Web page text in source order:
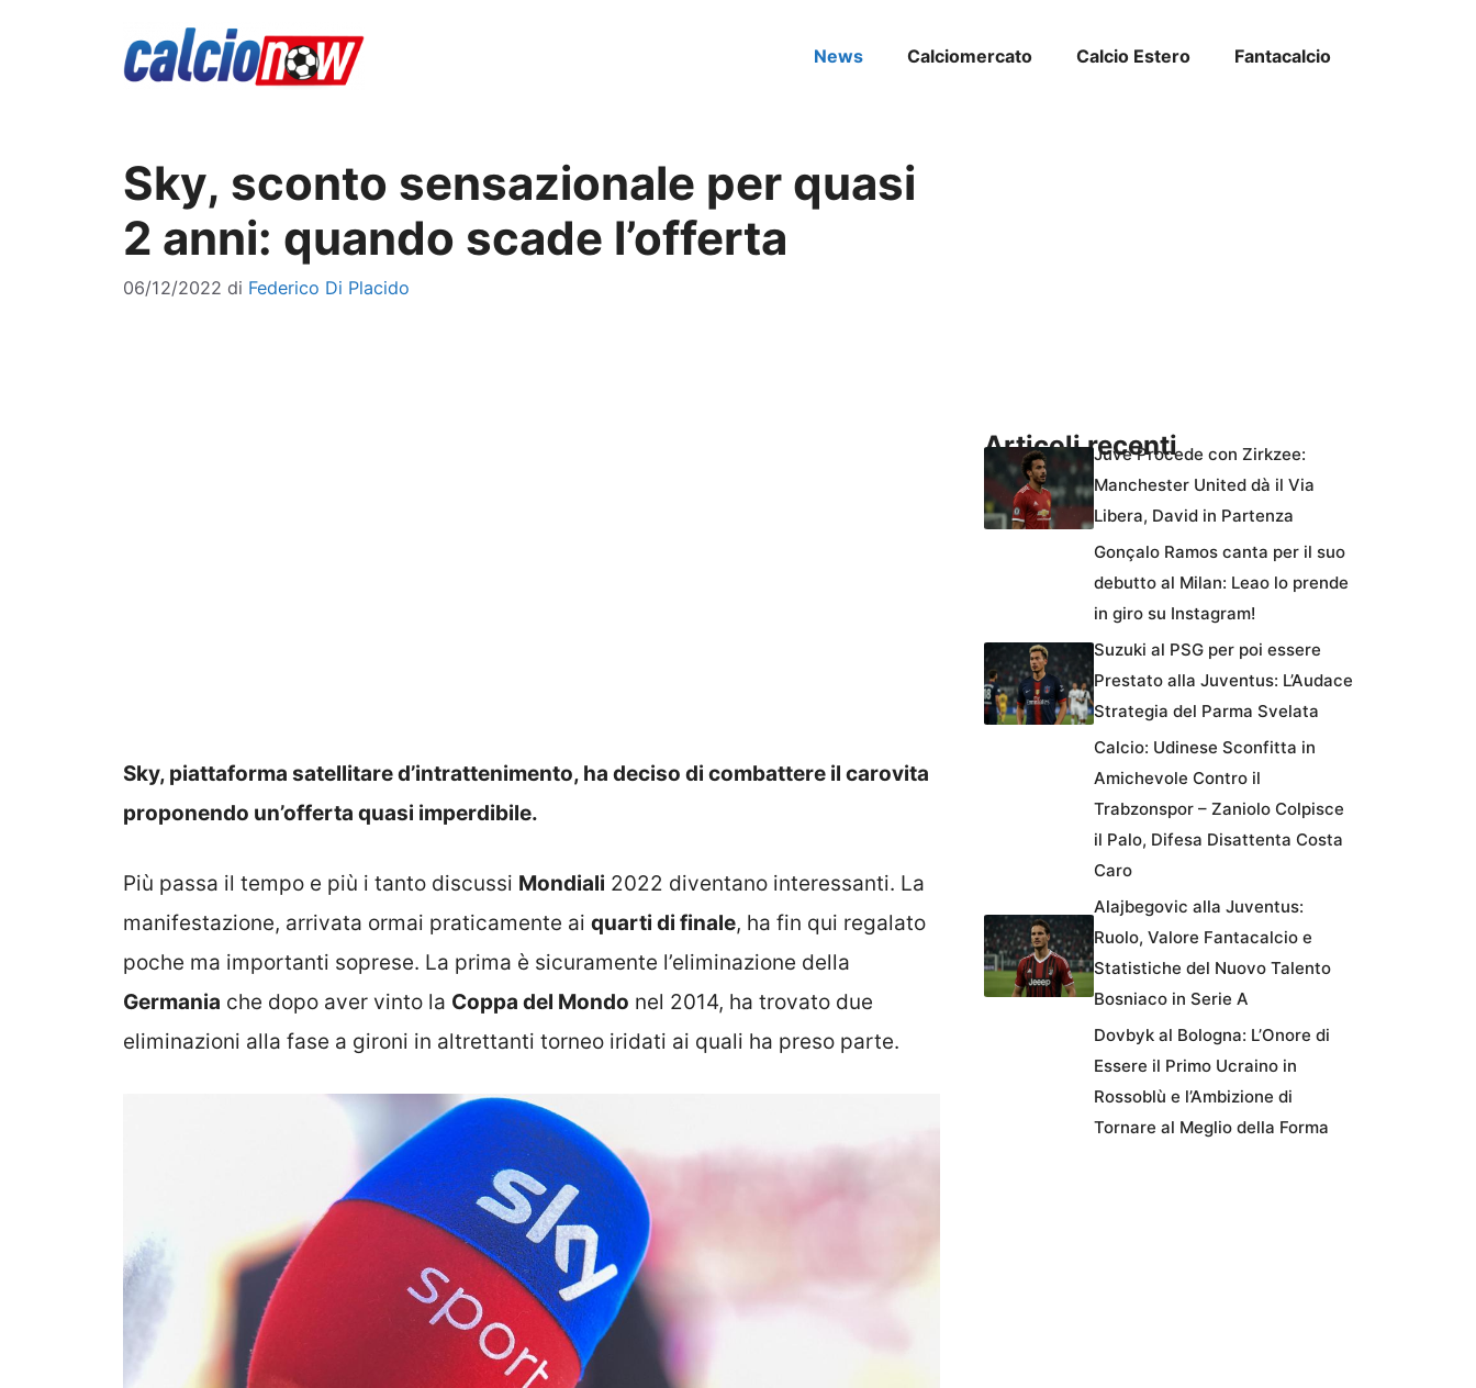
News Calciomercato Calcio Estero Fantacalcio
Sky, sconto sensazionale per quasi
2 anni: quando scade l’offerta
06/12/2022 di Federico Di Placido
Sky, piattaforma satellitare d’intrattenimento, ha deciso di combattere il carovita
proponendo un’offerta quasi imperdibile.
Più passa il tempo e più i tanto discussi Mondiali 2022 diventano interessanti. La
manifestazione, arrivata ormai praticamente ai quarti di finale, ha fin qui regalato
poche ma importanti soprese. La prima è sicuramente l’eliminazione della
Germania che dopo aver vinto la Coppa del Mondo nel 2014, ha trovato due
eliminazioni alla fase a gironi in altrettanti torneo iridati ai quali ha preso parte.
Articoli recentiJuve Procede con Zirkzee:
Manchester United dà il Via
Libera, David in Partenza
Gonçalo Ramos canta per il suo
debutto al Milan: Leao lo prende
in giro su Instagram!
Suzuki al PSG per poi essere
Prestato alla Juventus: L’Audace
Strategia del Parma Svelata
Calcio: Udinese Sconfitta in
Amichevole Contro il
Trabzonspor – Zaniolo Colpisce
il Palo, Difesa Disattenta Costa
Caro
Alajbegovic alla Juventus:
Ruolo, Valore Fantacalcio e
Statistiche del Nuovo Talento
Bosniaco in Serie A
Dovbyk al Bologna: L’Onore di
Essere il Primo Ucraino in
Rossoblù e l’Ambizione di
Tornare al Meglio della Forma